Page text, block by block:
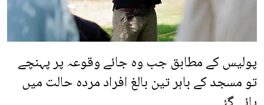
پولیس کے مطابق جب وہ جائے وقوعہ پر پہنچے
تو مسجد کے باہر تین بالغ افراد مردہ حالت میں